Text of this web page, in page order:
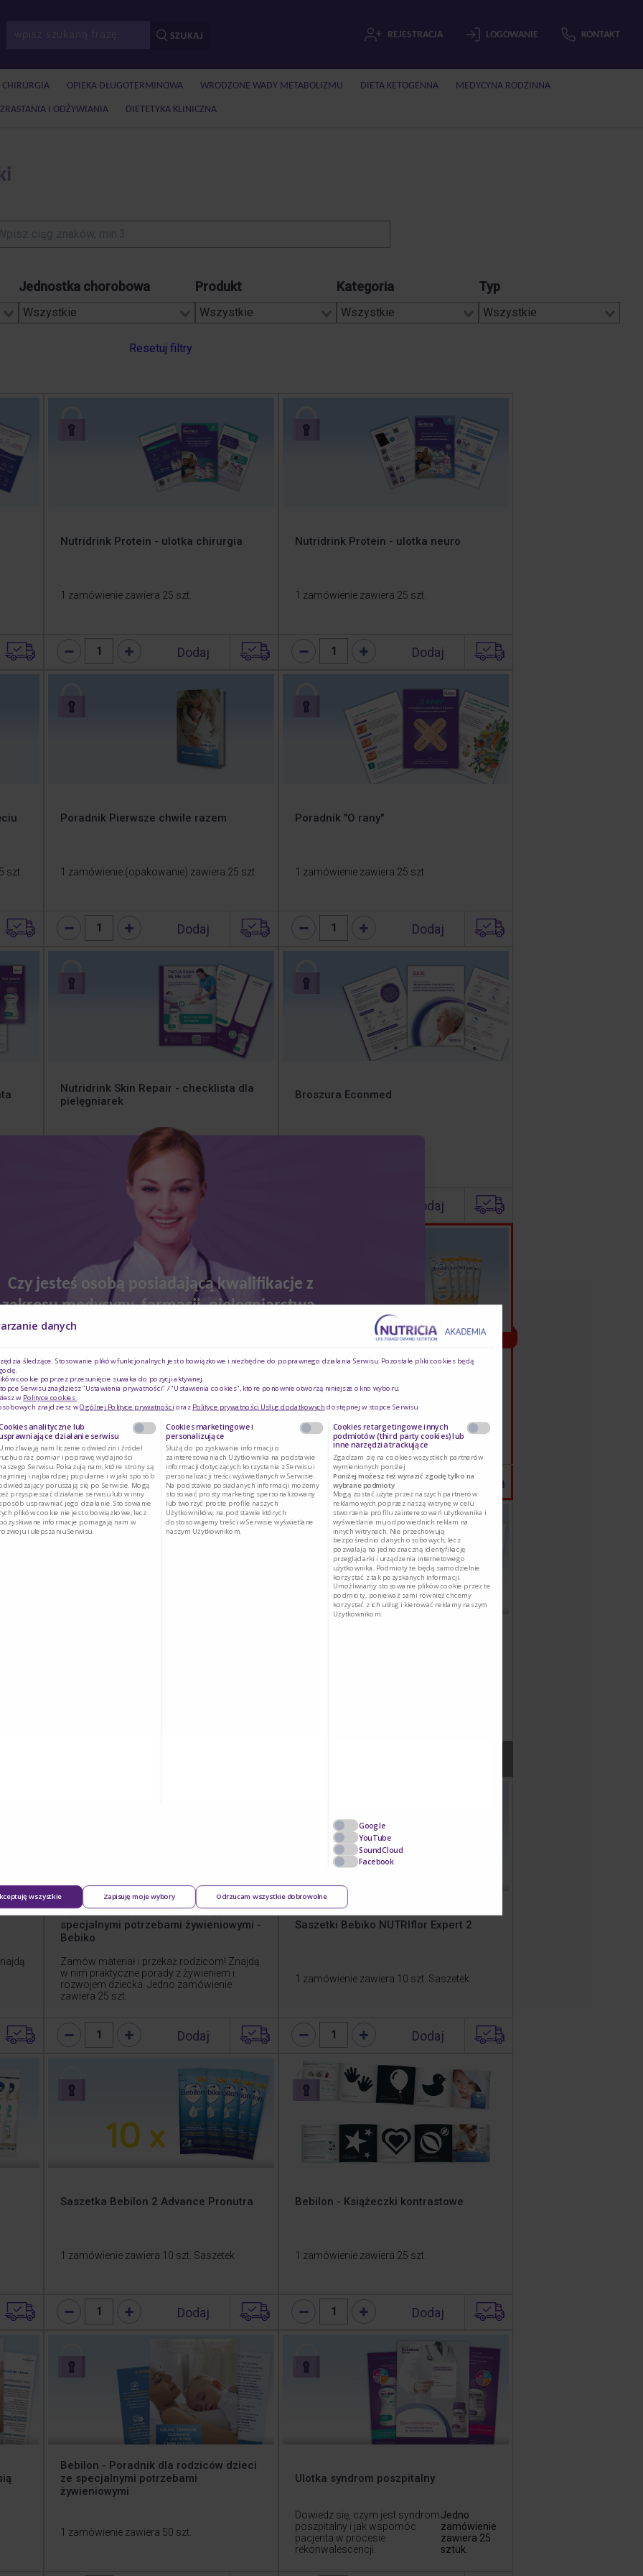
REJESTRACJA LOGOWANIE KONTAKT
CHIRURGIA OPIEKA DŁUGOTERMINOWA WRODZONE WADY METABOLIZMU DIETA KETOGENNA MEDYCYNA RODZINNA
I ODŻYWIANIA DIETETYKA KLINICZNA
Wszystkie
Jednostka chorobowa
Wszystkie
Produkt
Wszystkie
Kategoria
Wszystkie
Typ
Resetuj filtry
Nutridrink Protein - ulotka chirurgia
1 zamówienie zawiera 25 szt.
1 Dodaj
Nutridrink Protein - ulotka neuro
1 zamówienie zawiera 25 szt.
1 Dodaj
szt
Poradnik Pierwsze chwile razem
1 zamówienie (opakowanie) zawiera 25 szt
1 Dodaj
Poradnik "O rany"
1 zamówienie zawiera 25 szt.
1 Dodaj
Nutridrink Skin Repair - checklista dla
pielęgniarek
1 zamówienie zawiera 25 szt.
Dodaj
Broszura Econmed
Dodaj
1 zamówienie zawiera 25 szt.
Maksymalna ilość osiągnięta
NOWOŚĆ
1 zamówienie zawiera 20 szt. saszetek
1 Dodaj
Poradnik dla rodziców dzieci ze
specjalnymi potrzebami żywieniowymi -
Bebiko
Zamów materiał i przekaż rodzicom! Znajdą
w nim praktyczne porady z żywieniem i
rozwojem dziecka. Jedno zamówienie
zawiera 25 szt.
1 Dodaj
Saszetki Bebiko NUTRIflor Expert 2
1 zamówienie zawiera 10 szt. Saszetek
1 Dodaj
Saszetka Bebilon 2 Advance Pronutra
1 zamówienie zawiera 10 szt. Saszetek
1 Dodaj
Bebilon - Książeczki kontrastowe
1 zamówienie zawiera 25 szt.
1 Dodaj
Bebilon - Poradnik dla rodziców dzieci
ze specjalnymi potrzebami
żywieniowymi
1 zamówienie zawiera 50 szt.
Ulotka syndrom poszpitalny
Dowiedz się, czym jest syndrom
poszpitalny i jak wspomóc
pacjenta w procesie
rekonwalescencji.
Jedno
zamówienie
zawiera 25
sztuk.
Czy jesteś osobą posiadającą kwalifikacje z
zakresu medycyny, farmacji, pielęgniarstwa,
Tak
danych
śledzące. Stosowanie plików funkcjonalnych jest obowiązkowe i niezbędne do poprawnego działania Serwisu. Pozostałe pliki cookies będą
cookie poprzez przesunięcie suwaka do pozycji aktywnej.
Serwisu znajdziesz "Ustawienia prywatności" / "Ustawienia cookies", które ponownie otworzą niniejsze okno wyboru.
w Polityce cookies.
znajdziesz wOgólnej Polityce prywatności oraz Polityce prywatności Usług dodatkowych dostępnej w stopce Serwisu.
analityczne lub
działanie serwisu
Umożliwiają nam liczenie odwiedzin i źródeł
ruchu oraz pomiar i poprawę wydajności
naszego Serwisu. Pokazują nam, które strony są
najmniej i najbardziej popularne i w jaki sposób
poruszają się po Serwisie. Mogą
przyspieszać działanie serwisu lub w inny
sposób usprawniać jego działanie. Stosowanie
plików cookie nie jest obowiązkowe, lecz
pozyskiwane informacje pomagają nam w
rozwoju i ulepszaniu Serwisu.
Cookies marketingowe i
personalizujące
Służą do pozyskiwania informacji o
zainteresowaniach Użytkownika na podstawie
informacji dotyczących korzystania z Serwisu i
personalizacji treści wyświetlanych w Serwisie.
Na podstawie posiadanych informacji możemy
stosować prosty marketing spersonalizowany
lub tworzyć proste profile naszych
Użytkowników, na podstawie których
dostosowujemy treści w Serwisie wyświetlane
naszym Użytkownikom.
Cookies retargetingowe innych
podmiotów (third party cookies) lub
inne narzędzia trackujące
Zgadzam się na cookies wszystkich partnerów
wymienionych poniżej
Poniżej możesz też wyrazić zgodę tylko na
wybrane podmioty
Mogą zostać użyte przez naszych partnerów
reklamowych poprzez naszą witrynę w celu
stworzenia profilu zainteresowań użytkownika i
wyświetlania mu odpowiednich reklam na
innych witrynach. Nie przechowują
bezpośrednio danych osobowych, lecz
pozwalają na jednoznaczną identyfikację
przeglądarki i urządzenia internetowego
użytkownika. Podmioty te będą samodzielnie
korzystać z tak pozyskanych informacji.
Umożliwiamy stosowanie plików cookie przez te
podmioty, ponieważ sami również chcemy
korzystać z ich usług i kierować reklamy naszym
Użytkownikom.
Google
YouTube
SoundCloud
Facebook
wszystkie Zapisuję moje wybory Odrzucam wszystkie dobrowolne